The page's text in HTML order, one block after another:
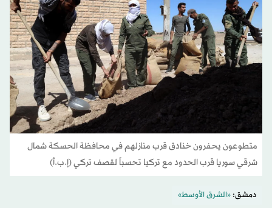
متطوعون يحفرون خنادق قرب منازلهم في محافظة الحسكة شمال
شرقي سوريا قرب الحدود مع تركيا تحسباً لقصف تركي (إ.ب.أ)
دمشق:«الشرق الأوسط»